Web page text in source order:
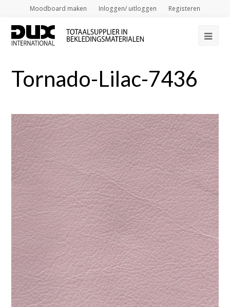
Moodboard maken Inloggen/ uitloggen Registeren
Tornado-Lilac-7436